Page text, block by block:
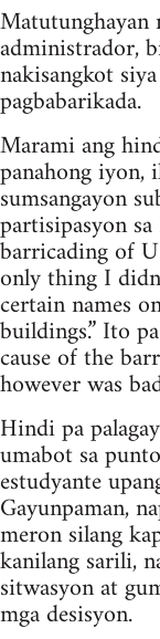
Matutunghayan
administrador,
nakisangkot
pagbabarikada.
Marami ang
panahong iyon,
sumsangayon
partisipasyon
barricading of
only thing I
certain names
buildings.” Ito
cause of the
however was
Hindi pa
umabot sa
estudyante
Gayunpaman,
meron silang
kanilang sarili,
sitwasyon at
mga desisyon.